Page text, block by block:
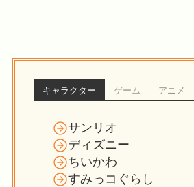
キャラクター ゲーム アニメ
サンリオ
ディズニー
ちいかわ
すみっコぐらし